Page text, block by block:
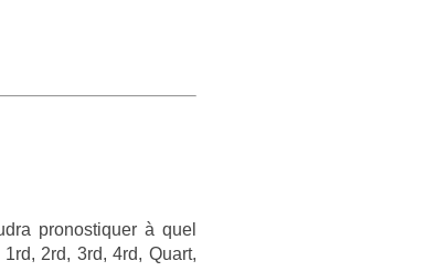
pro­nos­tiqu­er à quel
2rd, 3rd, 4rd, Quart,